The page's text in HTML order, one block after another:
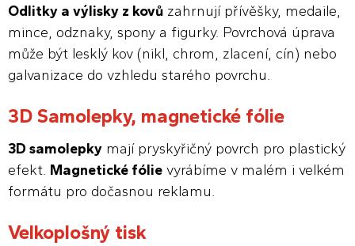
Odlitky a výlisky z kovů zahrnují přívěšky, medaile,
mince, odznaky, spony a figurky. Povrchová úprava
může být lesklý kov (nikl, chrom, zlacení, cín) nebo
galvanizace do vzhledu starého povrchu.
3D Samolepky, magnetické fólie
3D samolepky mají pryskyřičný povrch pro plastický
efekt. Magnetické fólie vyrábíme v malém i velkém
formátu pro dočasnou reklamu.
Velkoplošný tisk